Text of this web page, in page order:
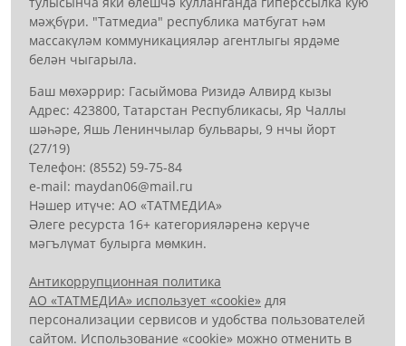
мәҗбүри. "Татмедиа" республика матбугат һәм
массакүләм коммуникацияләр агентлыгы ярдәме
белән чыгарыла.
Баш мөхәррир: Гасыймова Ризидә Алвирд кызы
Адрес: 423800, Татарстан Республикасы, Яр Чаллы
шәһәре, Яшь Ленинчылар бульвары, 9 нчы йорт
(27/19)
Телефон: (8552) 59-75-84
е-mail: mауdаn06@mail.гu
Нәшер итүче: АО «ТАТМЕДИА»
Әлеге ресурста 16+ категорияләренә керүче
мәгълүмат булырга мөмкин.
Антикоррупционная политика
АО «ТАТМЕДИА» использует «cookie» для
персонализации сервисов и удобства пользователей
сайтом. Использование «cookie» можно отменить в